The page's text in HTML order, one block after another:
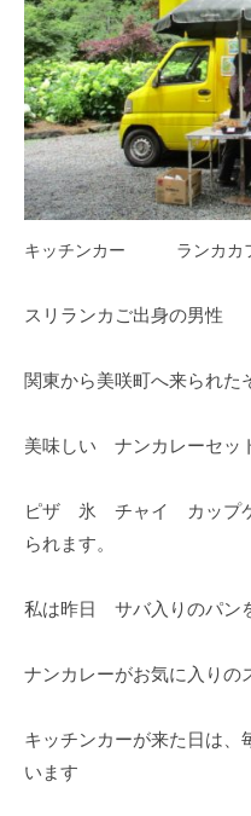
キッチンカー ランカカフ
スリランカご出身の男性
関東から美咲町へ来られた
美味しい ナンカレーセッ
ピザ 氷 チャイ カップ
られます。
私は昨日 サバ入りのパン
ナンカレーがお気に入り
キッチンカーが来た日は
います